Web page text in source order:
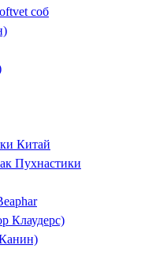
соб
Китай
Пухнастики
Клаудерс)